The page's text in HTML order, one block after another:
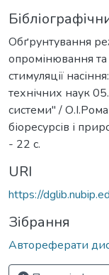
Обґрунтування
опромінювання та
стимуляції
технічних наук
системи" /
біоресурсів і
- 22 с.
URI
https://
Зібрання
Автореферати